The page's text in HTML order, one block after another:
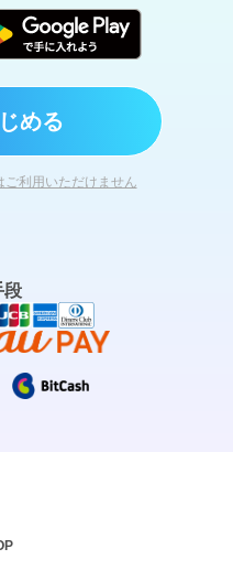
める
ご利用いただけません
段